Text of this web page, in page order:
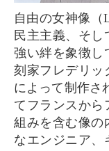
自由の女神像（La Statue de la Liberté）は、自由と
民主主義、そ
強い絆を象徴し
刻家フレデリッ
によって制作さ
てフランスから
組みを含む像の
なエンジニア、